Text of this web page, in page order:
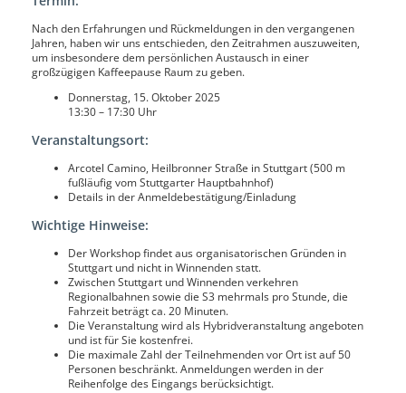
Nach den Erfahrungen und Rückmeldungen in den vergangenen
Jahren, haben wir uns entschieden, den Zeitrahmen auszuweiten,
um insbesondere dem persönlichen Austausch in einer
großzügigen Kaffeepause Raum zu geben.
Donnerstag, 15. Oktober 2025
13:30 – 17:30 Uhr
Veranstaltungsort:
Arcotel Camino, Heilbronner Straße in Stuttgart (500 m
fußläufig vom Stuttgarter Hauptbahnhof)
Details in der Anmeldebestätigung/Einladung
Wichtige Hinweise:
Der Workshop findet aus organisatorischen Gründen in
Stuttgart und nicht in Winnenden statt.
Zwischen Stuttgart und Winnenden verkehren
Regionalbahnen sowie die S3 mehrmals pro Stunde, die
Fahrzeit beträgt ca. 20 Minuten.
Die Veranstaltung wird als Hybridveranstaltung angeboten
und ist für Sie kostenfrei.
Die maximale Zahl der Teilnehmenden vor Ort ist auf 50
Personen beschränkt. Anmeldungen werden in der
Reihenfolge des Eingangs berücksichtigt.